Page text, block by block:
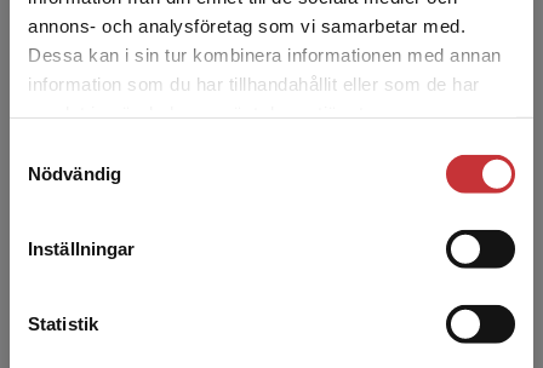
annons- och analysföretag som vi samarbetar med.
Dessa kan i sin tur kombinera informationen med annan
information som du har tillhandahållit eller som de har
Nödvändig
Inställningar
Statistik
Det verkar som att du besöker
studentlitteratur.se via en enhet utanför Sverige.
Vi erbjuder inte leveranser utanför Sverige. För
att kunna slutföra ett köp måste
Barbara Bell
Professions Ofﬁcer, West Park Healthcare